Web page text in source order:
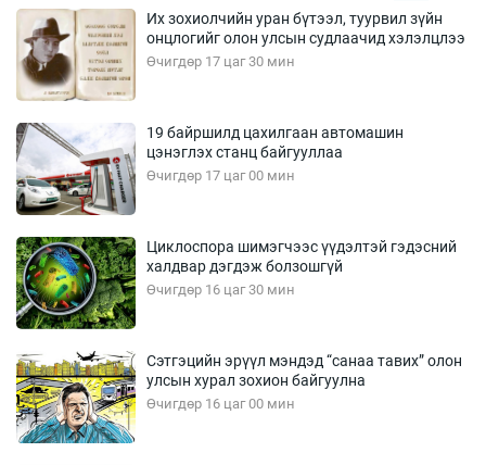
Их зохиолчийн уран бүтээл, туурвил зүйн
онцлогийг олон улсын судлаачид хэлэлцлээ
Өчигдөр 17 цаг 30 мин
19 байршилд цахилгаан автомашин
цэнэглэх станц байгууллаа
Өчигдөр 17 цаг 00 мин
Циклоспора шимэгчээс үүдэлтэй гэдэсний
халдвар дэгдэж болзошгүй
Өчигдөр 16 цаг 30 мин
Сэтгэцийн эрүүл мэндэд “санаа тавих” олон
улсын хурал зохион байгуулна
Өчигдөр 16 цаг 00 мин